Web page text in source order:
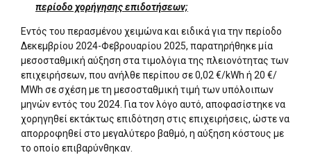
περίοδο χορήγησης επιδοτήσεων;
Εντός του περασμένου χειμώνα και ειδικά για την περίοδο
Δεκεμβρίου 2024-Φεβρουαρίου 2025, παρατηρήθηκε μία
μεσοσταθμική αύξηση στα τιμολόγια της πλειονότητας των
επιχειρήσεων, που ανήλθε περίπου σε 0,02 €/kWh ή 20 €/
ΜWh σε σχέση με τη μεσοσταθμική τιμή των υπόλοιπων
μηνών εντός του 2024. Για τον λόγο αυτό, αποφασίστηκε να
χορηγηθεί εκτάκτως επιδότηση στις επιχειρήσεις, ώστε να
απορροφηθεί στο μεγαλύτερο βαθμό, η αύξηση κόστους με
το οποίο επιβαρύνθηκαν.